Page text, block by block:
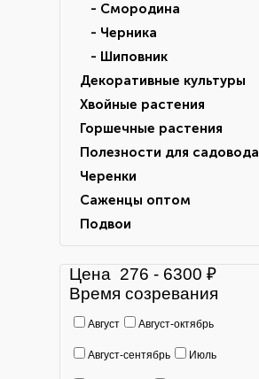
- Смородина
- Черника
- Шиповник
Декоративные культуры
Хвойные растения
Горшечные растения
Полезности для садовода
Черенки
Саженцы оптом
Подвои
Цена 276 - 6300 ₽
Время созревания
Август Август-октябрь
Август-сентябрь Июль